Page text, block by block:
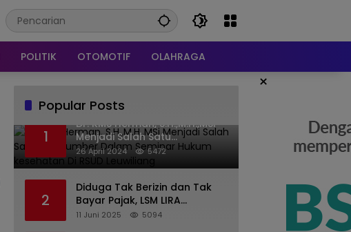
POLITIK OTOMOTIF OLAHRAGA
×
Popular Posts
1
Dr. KMS Herman, S.H.,M.H.,MSi
Menjadi Salah Satu
Narasumber Dalam Seminar
Hukum kesehatan Di RSUD
26 April 2024 5472
2
Diduga Tak Berizin dan Tak
Bayar Pajak, LSM LIRA
Laporkan Santerra de
11 Juni 2025 5094